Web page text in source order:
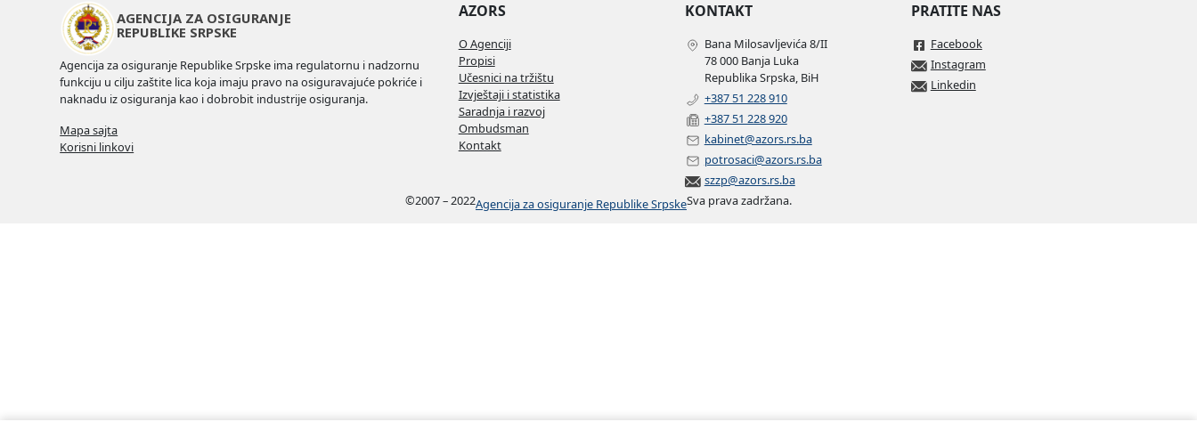
AGENCIJA ZA OSIGURANJE
REPUBLIKE SRPSKE
Agencija za osiguranje Republike Srpske ima regulatornu i nadzornu
funkciju u cilju zaštite lica koja imaju pravo na osiguravajuće pokriće i
naknadu iz osiguranja kao i dobrobit industrije osiguranja.
Mapa sajta
Korisni linkovi
AZORS
O Agenciji
Propisi
Učesnici na tržištu
Izvještaji i statistika
Saradnja i razvoj
Ombudsman
Kontakt
KONTAKT
Bana Milosavljevića 8/II
78 000 Banja Luka
Republika Srpska, BiH
+387 51 228 910
+387 51 228 920
kabinet@azors.rs.ba
potrosaci@azors.rs.ba
szzp@azors.rs.ba
PRATITE NAS
Facebook
Instagram
Linkedin
©2007 – 2022Agencija za osiguranje Republike SrpskeSva prava zadržana.